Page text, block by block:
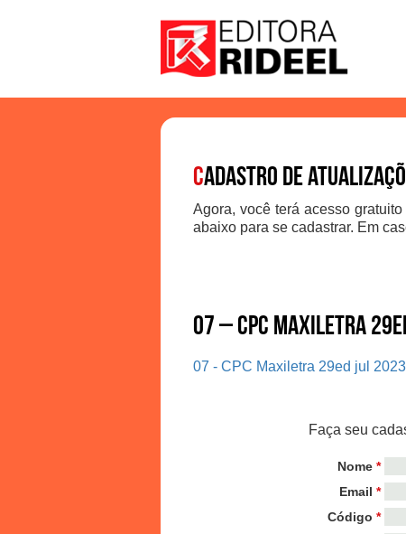
Cadastro de
Agora, você terá acesso
abaixo para se cadastrar. Em
07 – CPC Maxiletra
07 - CPC Maxiletra 29ed jul 2023
Faça seu
Nome *
Email *
Código *